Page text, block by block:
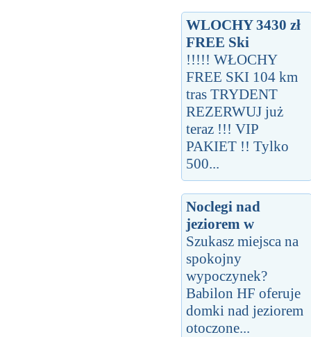
WLOCHY 3430 zł
FREE Ski
!!!!! WŁOCHY
FREE SKI 104 km
tras TRYDENT
REZERWUJ już
teraz !!! VIP
PAKIET !! Tylko
500...
Noclegi nad
jeziorem w
Szukasz miejsca na
spokojny
wypoczynek?
Babilon HF oferuje
domki nad jeziorem
otoczone...